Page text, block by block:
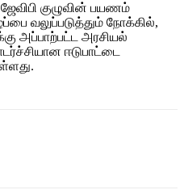
குழுவின் பயணம்
வலுப்படுத்தும் நோக்கில்,
அப்பாற்பட்ட அரசியல்
ஈடுபாட்டை